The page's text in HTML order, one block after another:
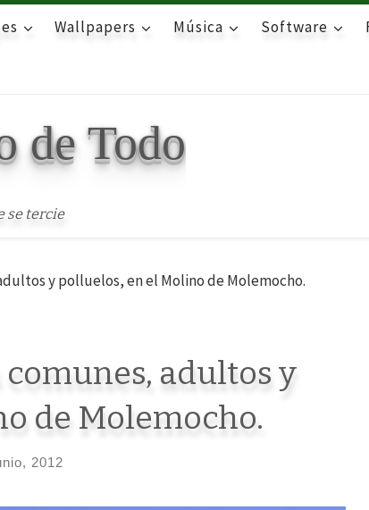
Wallpapers Música Software
de Todo
se tercie
y polluelos, en el Molino de Molemocho.
adultos y
de Molemocho.
2012